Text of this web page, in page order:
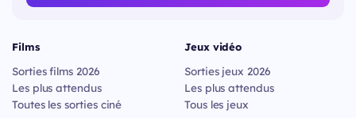
Films
Sorties films 2026
Les plus attendus
Toutes les sorties ciné
Jeux vidéo
Sorties jeux 2026
Les plus attendus
Tous les jeux